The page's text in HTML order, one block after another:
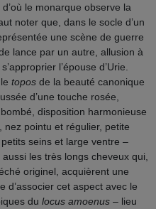
le monarque observe la
noter que, dans le socle d’un
une scène de guerre
lance par un autre, allusion à
l’épouse d’Urie.
toposde la beauté canonique
d’une touche rosée,
disposition harmonieuse
pointu et régulier, petite
seins et large ventre –
les très longs cheveux qui,
originel, acquièrent une
d’associer cet aspect avec le
du locus amoenus – lieu